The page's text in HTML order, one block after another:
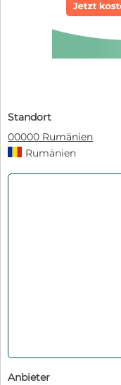
Standort
00000 Rumänien
Rumänien
Anbieter